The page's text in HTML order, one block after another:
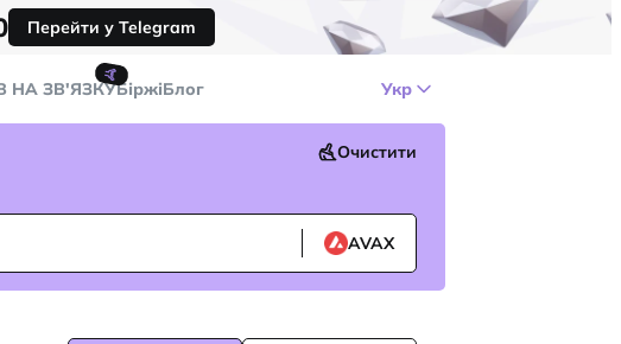
Перейти у Telegram
🤙
НА ЗВ'ЯЗКУБіржіБлог Укр
Очистити
AVAX